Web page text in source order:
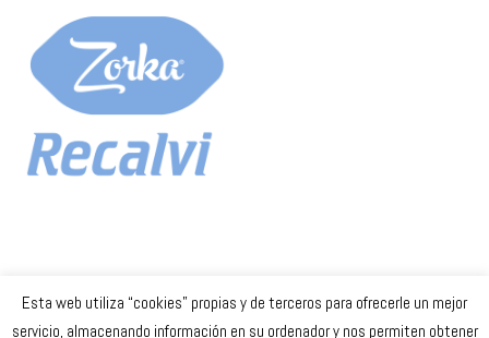
Celta Baloncesto Femenino. 2023
Esta web utiliza “cookies” propias y de terceros para ofrecerle un mejor
servicio, almacenando información en su ordenador y nos permiten obtener